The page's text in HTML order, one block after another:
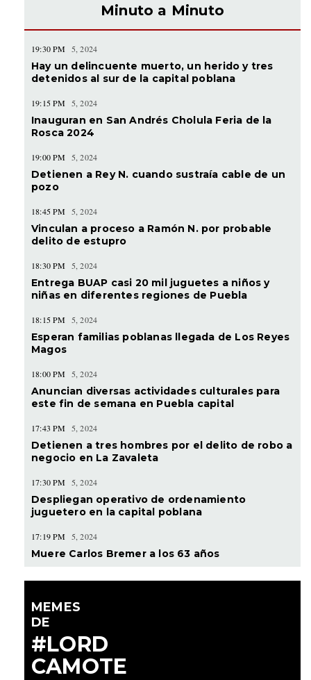
Minuto a Minuto
19:30 PM 5, 2024
Hay un delincuente muerto, un herido y tres
detenidos al sur de la capital poblana
19:15 PM 5, 2024
Inauguran en San Andrés Cholula Feria de la
Rosca 2024
19:00 PM 5, 2024
Detienen a Rey N. cuando sustraía cable de un
pozo
18:45 PM 5, 2024
Vinculan a proceso a Ramón N. por probable
delito de estupro
18:30 PM 5, 2024
Entrega BUAP casi 20 mil juguetes a niños y
niñas en diferentes regiones de Puebla
18:15 PM 5, 2024
Esperan familias poblanas llegada de Los Reyes
Magos
18:00 PM 5, 2024
Anuncian diversas actividades culturales para
este fin de semana en Puebla capital
17:43 PM 5, 2024
Detienen a tres hombres por el delito de robo a
negocio en La Zavaleta
17:30 PM 5, 2024
Despliegan operativo de ordenamiento
juguetero en la capital poblana
17:19 PM 5, 2024
Muere Carlos Bremer a los 63 años
MEMES
DE
#LORD
CAMOTE